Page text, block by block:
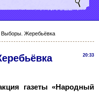
Жеребьёвка
20:33
газеты «Народный